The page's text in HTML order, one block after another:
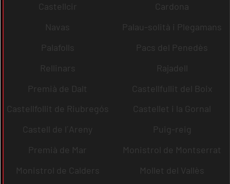
Castellcir
Cardona
Navas
Palau-solità i Plegamans
Palafolls
Pacs del Penedès
Rellinars
Rajadell
Premià de Dalt
Castellfullit del Boix
Castellfollit de Riubregós
Castellet i la Gornal
Castell de l´Areny
Puig-reig
Premià de Mar
Monistrol de Montserrat
Monistrol de Calders
Mollet del Vallès